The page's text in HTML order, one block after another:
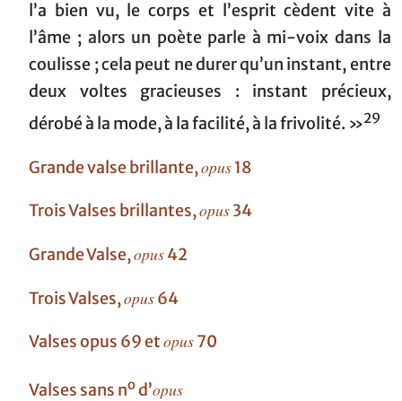
l’a bien vu, le corps et l’esprit cèdent vite à
l’âme ; alors un poète parle à mi-voix dans la
coulisse ; cela peut ne durer qu’un instant, entre
deux voltes gracieuses : instant précieux,
dérobé à la mode, à la facilité, à la frivolité. »29
Grande valse brillante,opus18
Trois Valses brillantes,opus34
Grande Valse,opus42
Trois Valses,opus64
Valses opus 69 etopus70
Valses sans nod’opus